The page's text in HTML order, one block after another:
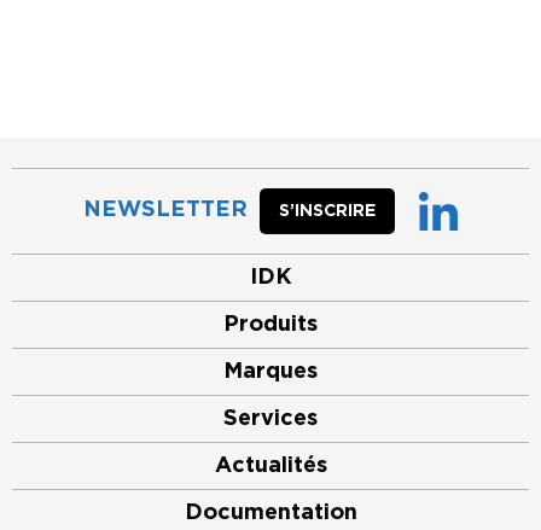
NEWSLETTER S’INSCRIRE
IDK
Produits
Marques
Services
Actualités
Documentation